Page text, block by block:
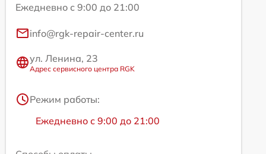
Ежедневно с 9:00 до 21:00
info@rgk-repair-center.ru
ул. Ленина, 23
Адрес сервисного центра RGK
Режим работы:
Ежедневно с 9:00 до 21:00